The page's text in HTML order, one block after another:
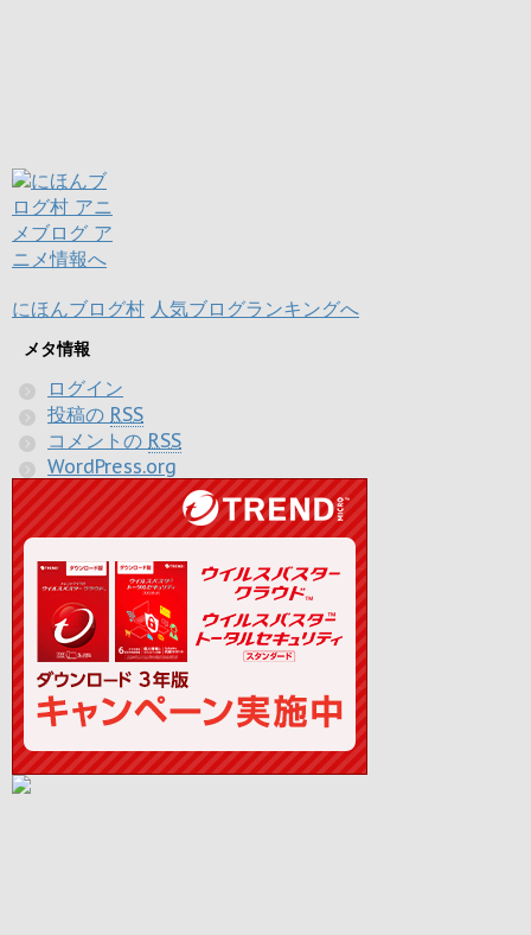
にほんブログ村 人気ブログランキングへ
メタ情報
ログイン
投稿の RSS
コメントの RSS
WordPress.org